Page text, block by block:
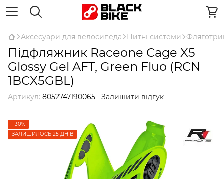
Аксесуари для велосипеда Питні системи
Підфляжник Raceone Cage X5
Glossy Gel AFT, Green Fluo (RCN
1BCX5GBL)
Артикул: 8052747190065 Залишити відгук
−30%
ЗАЛИШИЛОСЬ 25 ДНІВ